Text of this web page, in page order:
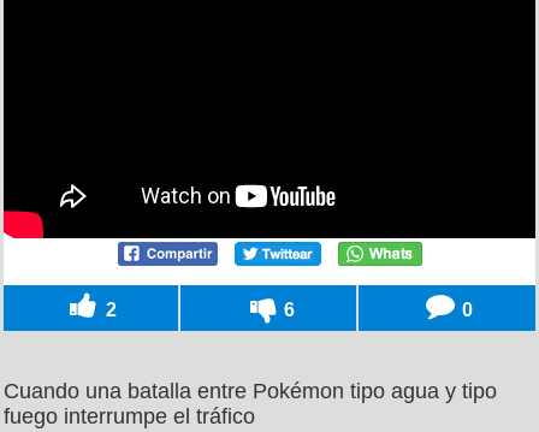
2 6 0
Cuando una batalla entre Pokémon tipo agua y tipo
fuego interrumpe el tráfico